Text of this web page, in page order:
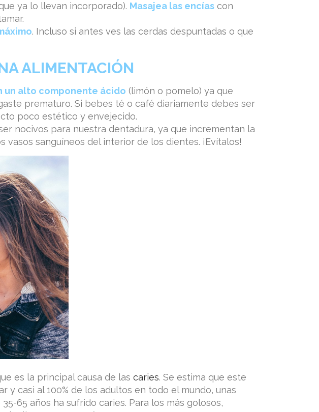
ya lo llevan incorporado). Masajea las encíascon
. Incluso si antes ves las cerdas despuntadas o que
ALIMENTACIÓN
un alto componente ácido (limón o pomelo) ya que
prematuro. Si bebes té o café diariamente debes ser
poco estético y envejecido.
nocivos para nuestra dentadura, ya que incrementan la
sanguíneos del interior de los dientes. ¡Evítalos!
es la principal causa de las caries. Se estima que este
casi al 100% de los adultos en todo el mundo, unas
65 años ha sufrido caries. Para los más golosos,